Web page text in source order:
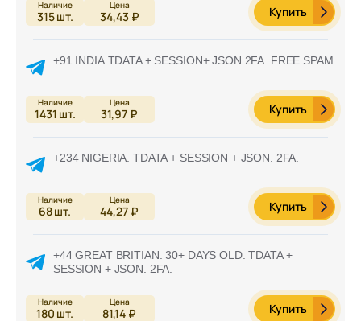
315шт. 34,43 ₽ Купить
+91 INDIA.TDATA + SESSION+ JSON.2FA. FREE SPAM
1431 шт. 31,97 ₽ Купить
+234 NIGERIA. TDATA + SESSION + JSON. 2FA.
68шт. 44,27 ₽ Купить
+44 GREAT BRITIAN. 30+ DAYS OLD. TDATA +
SESSION + JSON. 2FA.
180 шт. 81,14 ₽ Купить